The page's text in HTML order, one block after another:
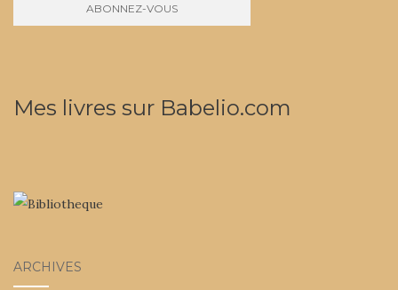
Mes livres sur Babelio.com
ARCHIVES